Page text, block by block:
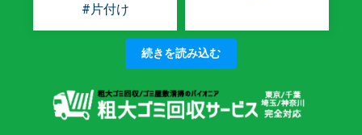
#片付け
続きを読み込む